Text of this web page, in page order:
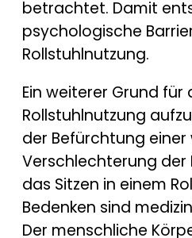
betrachtet. Damit
psychologische
Rollstuhlnutzung.
Ein weiterer Grund für
Rollstuhlnutzung
der Befürchtung einer
Verschlechterung der
das Sitzen in einem
Bedenken sind
Der menschliche